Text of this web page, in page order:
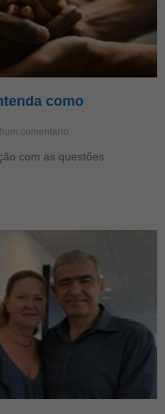
como
comentário
com as questões